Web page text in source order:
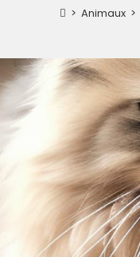
> Animaux >